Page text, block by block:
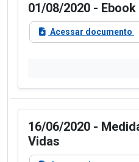
01/08/2020 -
Acessar documento
16/06/2020 -
Vidas